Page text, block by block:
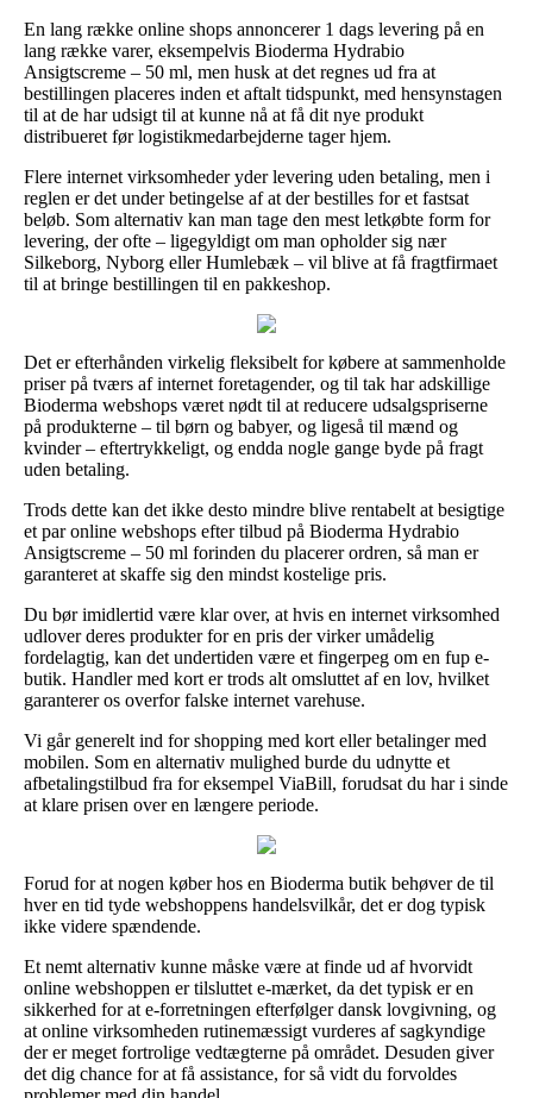
En lang række online shops annoncerer 1 dags levering på en
lang række varer, eksempelvis Bioderma Hydrabio
Ansigtscreme – 50 ml, men husk at det regnes ud fra at
bestillingen placeres inden et aftalt tidspunkt, med hensynstagen
til at de har udsigt til at kunne nå at få dit nye produkt
distribueret før logistikmedarbejderne tager hjem.
Flere internet virksomheder yder levering uden betaling, men i
reglen er det under betingelse af at der bestilles for et fastsat
beløb. Som alternativ kan man tage den mest letkøbte form for
levering, der ofte – ligegyldigt om man opholder sig nær
Silkeborg, Nyborg eller Humlebæk – vil blive at få fragtfirmaet
til at bringe bestillingen til en pakkeshop.
Det er efterhånden virkelig fleksibelt for købere at sammenholde
priser på tværs af internet foretagender, og til tak har adskillige
Bioderma webshops været nødt til at reducere udsalgspriserne
på produkterne – til børn og babyer, og ligeså til mænd og
kvinder – eftertrykkeligt, og endda nogle gange byde på fragt
uden betaling.
Trods dette kan det ikke desto mindre blive rentabelt at besigtige
et par online webshops efter tilbud på Bioderma Hydrabio
Ansigtscreme – 50 ml forinden du placerer ordren, så man er
garanteret at skaffe sig den mindst kostelige pris.
Du bør imidlertid være klar over, at hvis en internet virksomhed
udlover deres produkter for en pris der virker umådelig
fordelagtig, kan det undertiden være et fingerpeg om en fup e-
butik. Handler med kort er trods alt omsluttet af en lov, hvilket
garanterer os overfor falske internet varehuse.
Vi går generelt ind for shopping med kort eller betalinger med
mobilen. Som en alternativ mulighed burde du udnytte et
afbetalingstilbud fra for eksempel ViaBill, forudsat du har i sinde
at klare prisen over en længere periode.
Forud for at nogen køber hos en Bioderma butik behøver de til
hver en tid tyde webshoppens handelsvilkår, det er dog typisk
ikke videre spændende.
Et nemt alternativ kunne måske være at finde ud af hvorvidt
online webshoppen er tilsluttet e-mærket, da det typisk er en
sikkerhed for at e-forretningen efterfølger dansk lovgivning, og
at online virksomheden rutinemæssigt vurderes af sagkyndige
der er meget fortrolige vedtægterne på området. Desuden giver
det dig chance for at få assistance, for så vidt du forvoldes